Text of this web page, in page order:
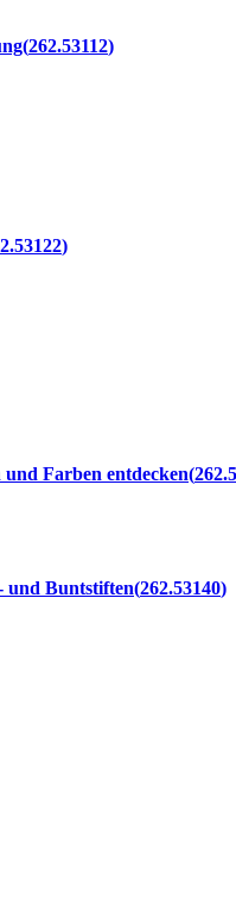
262.53112
Farben entdecken
und Buntstiften 262.53140